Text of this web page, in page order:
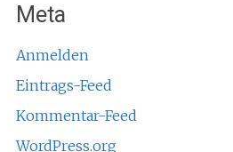
Meta
Anmelden
Eintrags-Feed
Kommentar-Feed
WordPress.org